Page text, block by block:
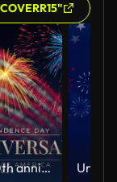
Banner 250th anniversary of the USA. 250 years of independence. 4th of july 2026 usa independence day, video greeting card. US flag fireworks on blue sky background. Fourth of july. 4k seamless loop